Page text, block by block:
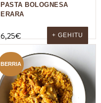
PASTA BOLOGNESA
ERARA
6,25€ + GEHITU
BERRIA